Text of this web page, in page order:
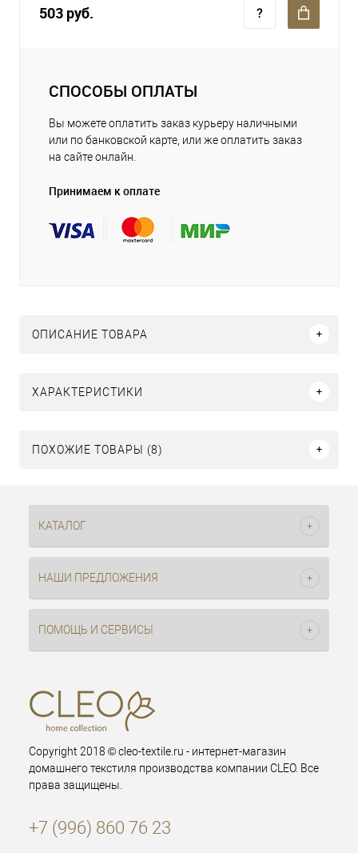
503 руб.
СПОСОБЫ ОПЛАТЫ
Вы можете оплатить заказ курьеру наличными
или по банковской карте, или же оплатить заказ
на сайте онлайн.
Принимаем к оплате
ОПИСАНИЕ ТОВАРА
ХАРАКТЕРИСТИКИ
ПОХОЖИЕ ТОВАРЫ (8)
КАТАЛОГ
НАШИ ПРЕДЛОЖЕНИЯ
ПОМОЩЬ И СЕРВИСЫ
Copyright 2018 © cleo-textile.ru - интернет-магазин
домашнего текстиля производства компании CLEO. Все
права защищены.
+7 (996) 860 76 23